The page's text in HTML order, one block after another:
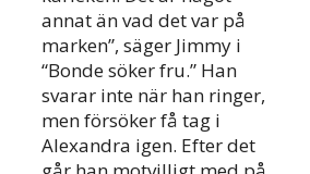
annat än vad det var på
marken”, säger Jimmy i
“Bonde söker fru.” Han
svarar inte när han ringer,
men försöker få tag i
Alexandra igen. Efter det